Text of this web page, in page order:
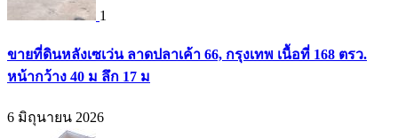
1
ขายที่ดินหลังเซเว่น ลาดปลาเค้า 66, กรุงเทพ เนื้อที่ 168 ตรว.
หน้ากว้าง 40 ม ลึก 17 ม
6 มิถุนายน 2026